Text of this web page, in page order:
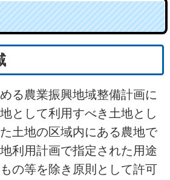
る農業振興地域整備計画に
として利用すべき土地とし
土地の区域内にある農地で
利用計画で指定された用途
の等を除き原則として許可